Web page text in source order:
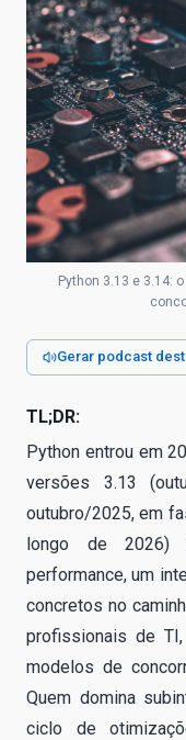
Python 3.13 e 3.14:
Gerar podcast
TL;DR:
Python entrou em
versões 3.13
outubro/2025, em
longo de 2026)
performance, um
concretos no
profissionais de
modelos de
Quem domina
ciclo de